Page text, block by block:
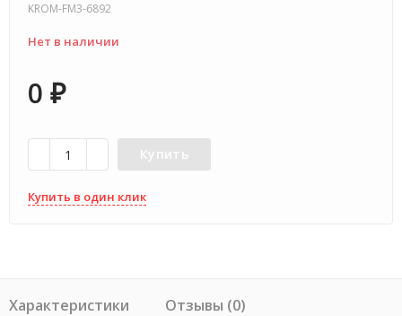
KROM-FM3-6892
Нет в наличии
0 ₽
Купить
Купить в один клик
Характеристики Отзывы (0)